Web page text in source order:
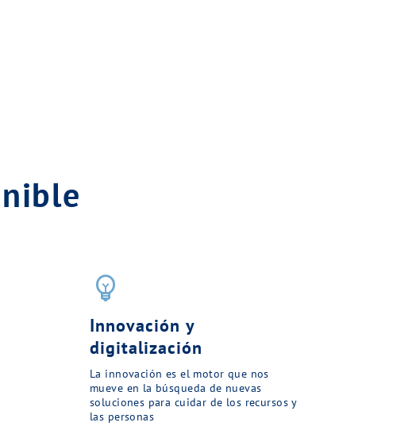
emoji_objects
Innovación y
digitalización
La innovación es el motor que nos
mueve en la búsqueda de nuevas
soluciones para cuidar de los recursos y
las personas